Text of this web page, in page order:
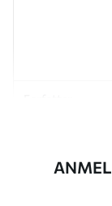
Efterbehandling